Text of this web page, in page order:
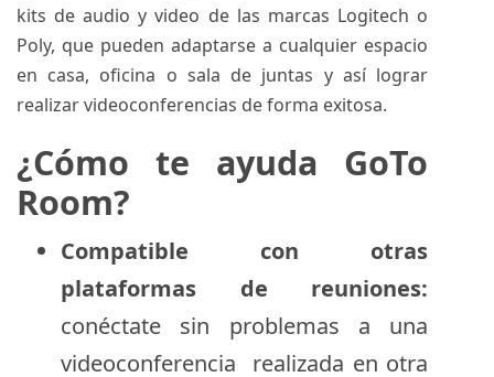
kits de audio y video de las marcas Logitech o
Poly, que pueden adaptarse a cualquier espacio
en casa, oficina o sala de juntas y así lograr
realizar videoconferencias de forma exitosa.
¿Cómo te ayuda GoTo
Room?
Compatible con otras
plataformas de reuniones:
conéctate sin problemas a una
videoconferencia realizada en otra